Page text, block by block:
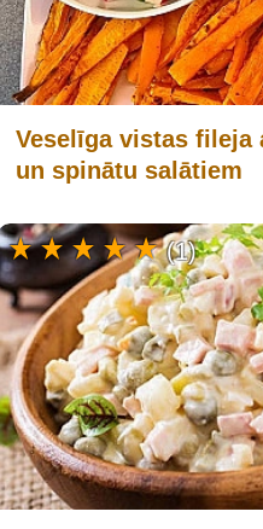
Veselīga vistas
un spinātu salātiem
(1)